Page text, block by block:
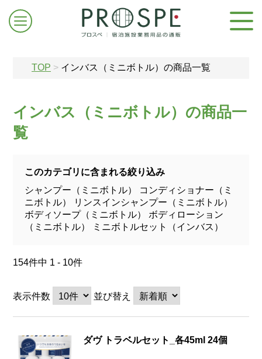
お問合せはこちら
TOP > インバス（ミニボトル）の商品一覧
インバス（ミニボトル）の商品一
覧
このカテゴリに含まれる絞り込み
シャンプー（ミニボトル）
コンディショナー（ミ
ニボトル）
リンスインシャンプー（ミニボトル）
ボディソープ（ミニボトル）
ボディローション
（ミニボトル）
ミニボトルセット（インバス）
154件中 1 - 10件
表示件数 並び替え
ダヴ トラベルセット_各45ml 24個